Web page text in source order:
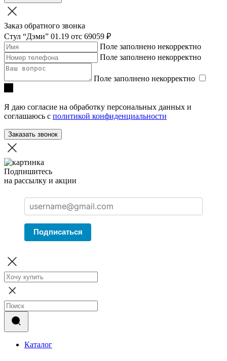
Заказ обратного звонка
Стул “Дэми” 01.19 отc 69059 ₽
Поле заполнено некорректно
Поле заполнено некорректно
Поле заполнено некорректно
Я даю согласие на обработку персональных данных и
соглашаюсь с политикой конфиденциальности
Заказать звонок
Подпишитесь
на рассылку и акции
Подписаться
Каталог